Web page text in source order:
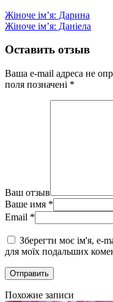
Жіноче ім’я: Дарина
Жіноче ім’я: Даніела
Оставить отзыв
Ваша e-mail адреса не
поля позначені *
Ваш отзыв
Ваше имя *
Email *
Зберегти моє ім'я, e-
для моїх подальших
Похожие записи